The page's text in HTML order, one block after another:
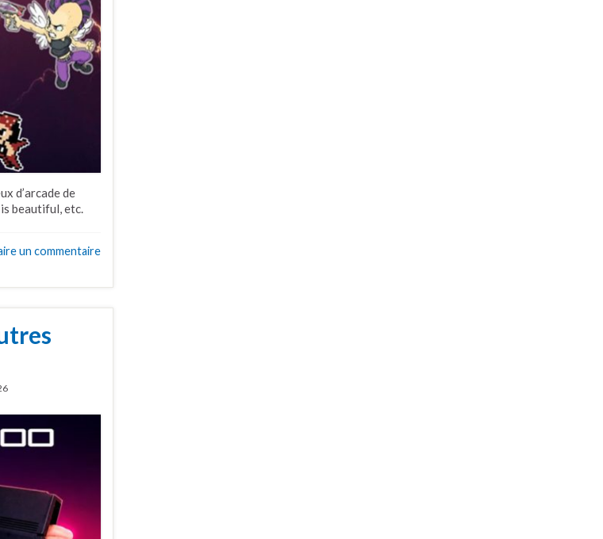
d’arcade de
beautiful, etc.
un commentaire